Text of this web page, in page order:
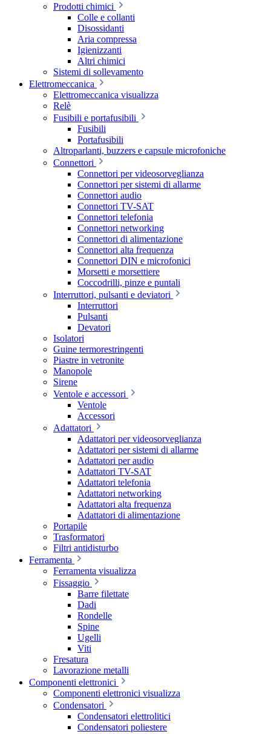
Prodotti chimici
Colle e collanti
Disossidanti
Aria compressa
Igienizzanti
Altri chimici
Sistemi di sollevamento
Elettromeccanica
Elettromeccanica visualizza
Relè
Fusibili e portafusibili
Fusibili
Portafusibili
Altroparlanti, buzzers e capsule microfoniche
Connettori
Connettori per videosorveglianza
Connettori per sistemi di allarme
Connettori audio
Connettori TV-SAT
Connettori telefonia
Connettori networking
Connettori di alimentazione
Connettori alta frequenza
Connettori DIN e microfonici
Morsetti e morsettiere
Coccodrilli, pinze e puntali
Interruttori, pulsanti e deviatori
Interruttori
Pulsanti
Devatori
Isolatori
Guine termorestringenti
Piastre in vetronite
Manopole
Sirene
Ventole e accessori
Ventole
Accessori
Adattatori
Adattatori per videosorveglianza
Adattatori per sistemi di allarme
Adattatori per audio
Adattatori TV-SAT
Adattatori telefonia
Adattatori networking
Adattatori alta frequenza
Adattatori di alimentazione
Portapile
Trasformatori
Filtri antidisturbo
Ferramenta
Ferramenta visualizza
Fissaggio
Barre filettate
Dadi
Rondelle
Spine
Ugelli
Viti
Fresatura
Lavorazione metalli
Componenti elettronici
Componenti elettronici visualizza
Condensatori
Condensatori elettrolitici
Condensatori poliestere